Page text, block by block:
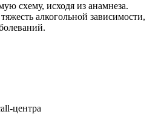
схему, исходя из анамнеза.
алкогольной зависимости,
центра